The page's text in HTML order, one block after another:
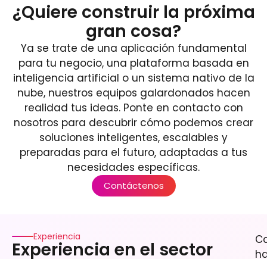
¿Quiere construir la próxima
gran cosa?
Ya se trate de una aplicación fundamental
para tu negocio, una plataforma basada en
inteligencia artificial o un sistema nativo de la
nube, nuestros equipos galardonados hacen
realidad tus ideas. Ponte en contacto con
nosotros para descubrir cómo podemos crear
soluciones inteligentes, escalables y
preparadas para el futuro, adaptadas a tus
necesidades específicas.
Contáctenos
Experiencia
Experiencia en el sector